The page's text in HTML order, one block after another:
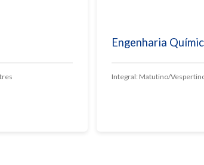
Engenharia
Integral: Matutino/